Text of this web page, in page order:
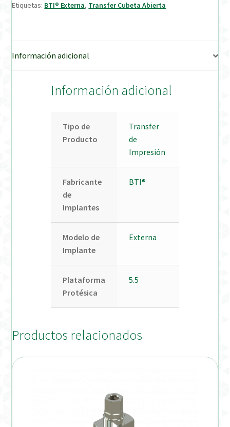
Etiquetas: BTI® Externa, Transfer Cubeta Abierta
Información adicional
Información adicional
Tipo de
Producto
Transfer
de
Impresión
Fabricante
de
Implantes
BTI®
Modelo de
Implante
Externa
Plataforma
Protésica
5.5
Productos relacionados